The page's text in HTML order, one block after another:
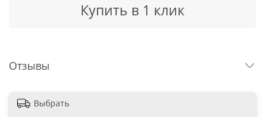
Купить в 1 клик
Отзывы
Выбрать